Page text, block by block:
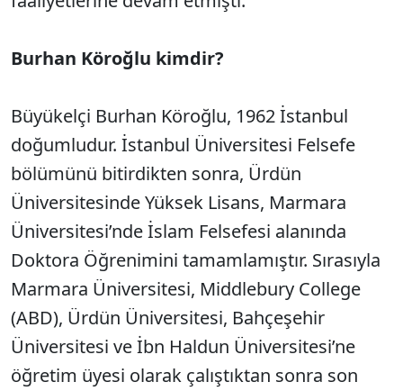
Burhan Köroğlu kimdir?
Büyükelçi Burhan Köroğlu, 1962 İstanbul
doğumludur. İstanbul Üniversitesi Felsefe
bölümünü bitirdikten sonra, Ürdün
Üniversitesinde Yüksek Lisans, Marmara
Üniversitesi’nde İslam Felsefesi alanında
Doktora Öğrenimini tamamlamıştır. Sırasıyla
Marmara Üniversitesi, Middlebury College
(ABD), Ürdün Üniversitesi, Bahçeşehir
Üniversitesi ve İbn Haldun Üniversitesi’ne
öğretim üyesi olarak çalıştıktan sonra son